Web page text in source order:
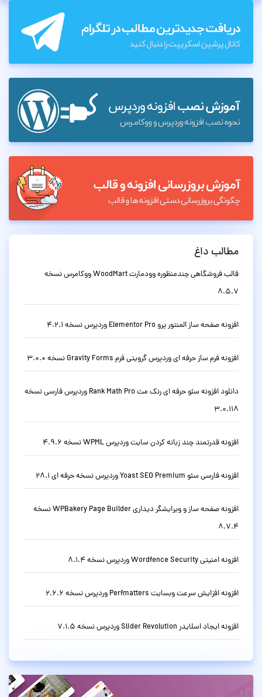
مطالب داغ
قالب فروشگاهی چندمنظوره وودمارت WoodMart ووکامرس نسخه
8.5.7
افزونه صفحه ساز المنتور پرو Elementor Pro وردپرس نسخه 4.2.1
افزونه فرم ساز حرفه ای وردپرس گرویتی فرم Gravity Forms نسخه 3.0.0
دانلود افزونه سئو حرفه ای رنک مث Rank Math Pro وردپرس فارسی نسخه
3.0.118
افزونه قدرتمند چند زبانه کردن سایت وردپرس WPML نسخه 4.9.6
افزونه فارسی سئو Yoast SEO Premium وردپرس نسخه حرفه ای 28.1
افزونه صفحه ساز و ویرایشگر دیداری WPBakery Page Builder نسخه
8.7.4
افزونه امنیتی Wordfence Security وردپرس نسخه 8.1.4
افزونه افزایش سرعت وبسایت Perfmatters وردپرس نسخه 2.6.6
افزونه ایجاد اسلایدر Slider Revolution وردپرس نسخه 7.1.5